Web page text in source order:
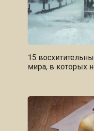
15
мира, в которых